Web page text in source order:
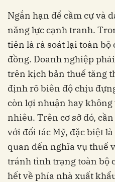
Ngắn hạn để cầm cự và
năng lực cạnh tranh.
tiên là rà soát lại toàn
đồng. Doanh nghiệp
trên kịch bản thuế tăng
định rõ biên độ chịu
còn lợi nhuận hay không
nhiêu. Trên cơ sở đó,
với đối tác Mỹ, đặc biệt
quan đến nghĩa vụ thuế
tránh tình trạng toàn bộ
hết về phía nhà xuất